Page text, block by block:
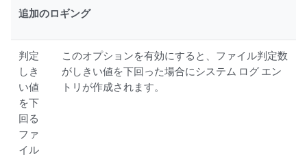
追加のロギング
判定
しき
い値
を下
回る
ファ
イル
このオプションを有効にすると、ファイル判定数
がしきい値を下回った場合にシステム ログ エン
トリが作成されます。